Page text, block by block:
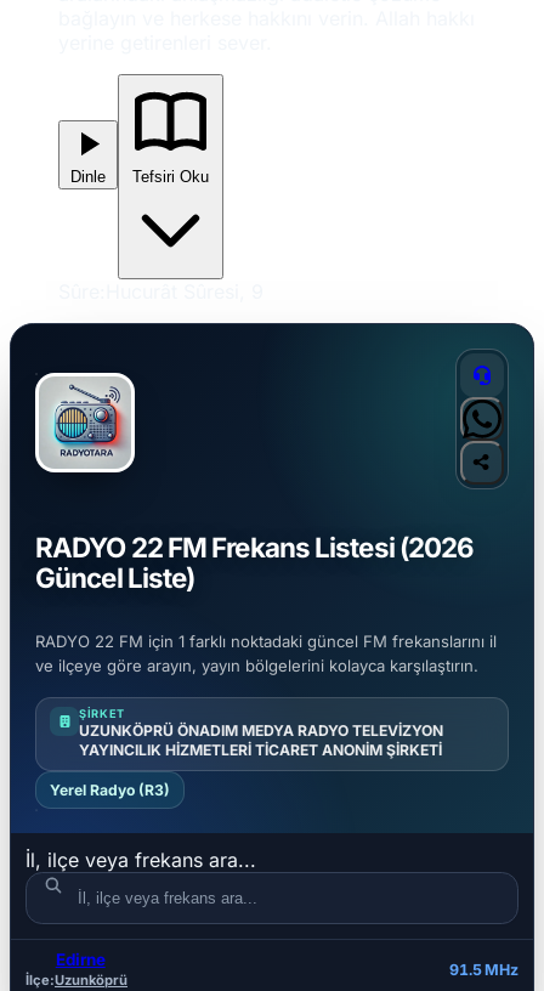
Dinle
RADYO 22 FM Frekans Listesi (2026
Güncel Liste)
RADYO 22 FM için 1 farklı noktadaki güncel FM frekanslarını il
ve ilçeye göre arayın, yayın bölgelerini kolayca karşılaştırın.
ŞIRKET
UZUNKÖPRÜ ÖNADIM MEDYA RADYO TELEVİZYON
YAYINCILIK HİZMETLERİ TİCARET ANONİM ŞİRKETİ
Yerel Radyo (R3)
İl, ilçe veya frekans ara...
Edirne
İlçe:Uzunköprü
91.5 MHz